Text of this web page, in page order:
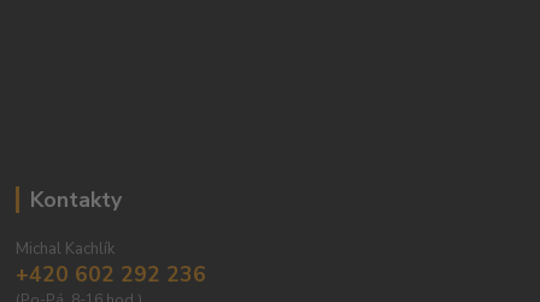
Kontakty
Michal Kachlík
+420 602 292 236